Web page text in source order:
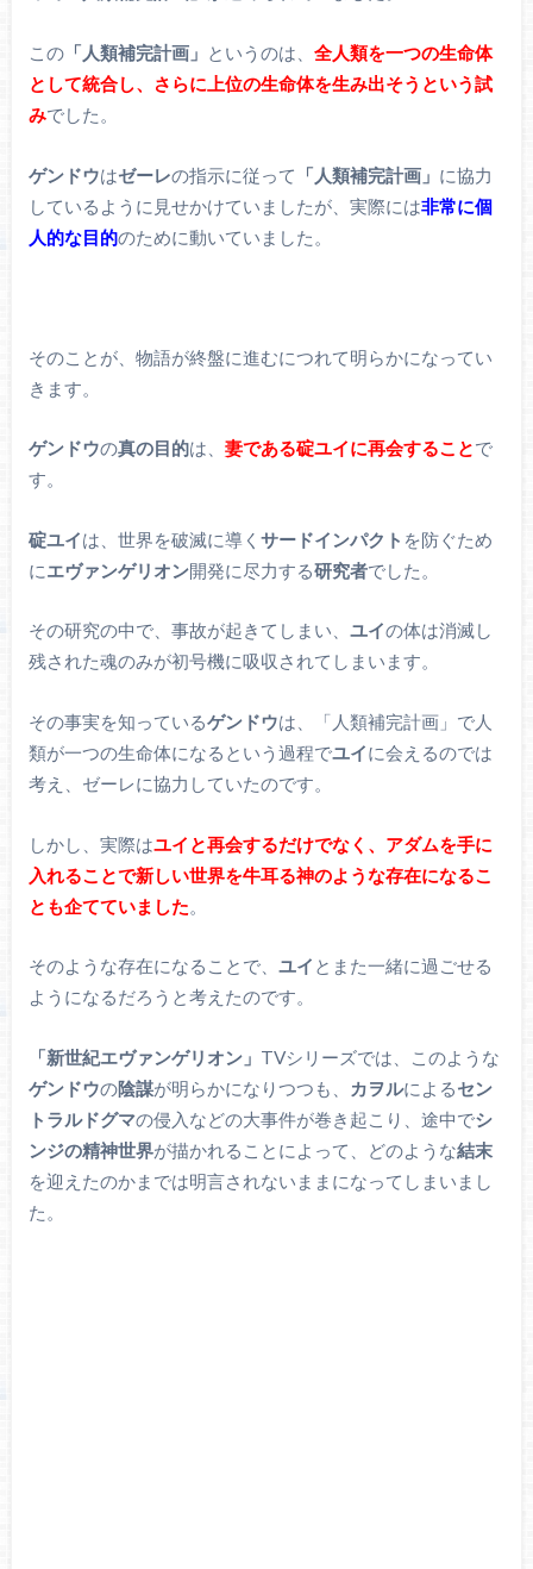
この「人類補完計画」 というのは、 全人類を一つの生命体
として統合し、さらに上位の生命体を生み出そうという試
みでした。
ゲンドウはゼーレの指示に従って 「人類補完計画」 に協力
しているように見せかけていましたが、実際には非常に個
人的な目的のために動いていました。
そのことが、物語が終盤に進むにつれて明らかになってい
きます。
ゲンドウの真の目的は、 妻である碇ユイに再会することで
す。
碇ユイは、世界を破滅に導く サードインパクト を防ぐため
にエヴァンゲリオン開発に尽力する研究者でした。
その研究の中で、事故が起きてしまい、 ユイの体は消滅し
残された魂のみが初号機に吸収されてしまいます。
その事実を知っているゲンドウは、「人類補完計画」で人
類が一つの生命体になるという過程でユイに会えるのでは
考え、ゼーレに協力していたのです。
しかし、実際はユイと再会するだけでなく、アダムを手に
入れることで新しい世界を牛耳る神のような存在になるこ
とも企てていました
そのような存在になることで、 ユイ とまた一緒に過ごせる
ようになるだろうと考えたのです。
「新世紀エヴァンゲリオン」 TVシリーズでは、このような
ゲンドウの陰謀が明らかになりつつも、 カヲルによるセン
トラルドグマの侵入などの大事件が巻き起こり、途中でシ
ンジの精神世界が描かれることによって、どのような結末
を迎えたのかまでは明言されないままになってしまいまし
た。